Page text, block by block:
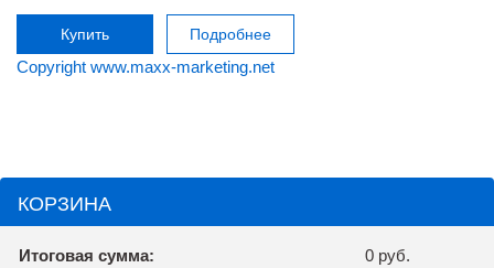
Купить Подробнее
Copyright www.maxx-marketing.net
КОРЗИНА
Итоговая сумма:
0 руб.